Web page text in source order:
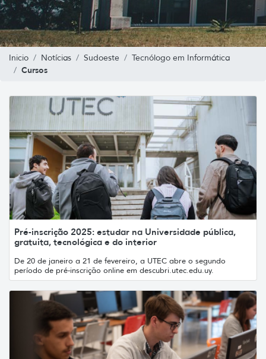
Inicio Notícias Sudoeste Tecnólogo em Informática
Cursos
Pré-inscrição 2025: estudar na Universidade pública,
gratuita, tecnológica e do interior
De 20 de janeiro a 21 de fevereiro, a UTEC abre o segundo
período de pré-inscrição online em descubri.utec.edu.uy.